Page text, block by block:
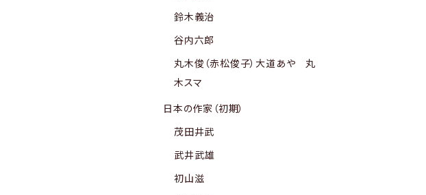
鈴木義治
谷内六郎
丸木俊（赤松俊子）大道あや 丸
木スマ
日本の作家（初期）
茂田井武
武井武雄
初山滋